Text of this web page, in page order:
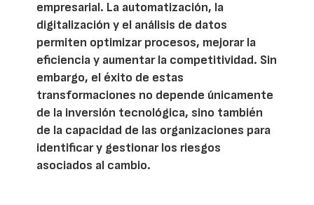
empresarial. La automatización, la
digitalización y el análisis de datos
permiten optimizar procesos, mejorar la
eficiencia y aumentar la competitividad. Sin
embargo, el éxito de estas
transformaciones no depende únicamente
de la inversión tecnológica, sino también
de la capacidad de las organizaciones para
identificar y gestionar los riesgos
asociados al cambio.